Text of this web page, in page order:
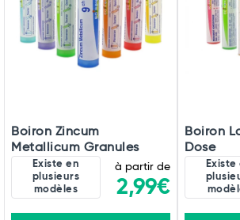
Total
Commander
Boiron Zincum
Metallicum Granules
Existe en
plusieurs
modèles
à partir de
2,99€
Boiron
Dose
Existe